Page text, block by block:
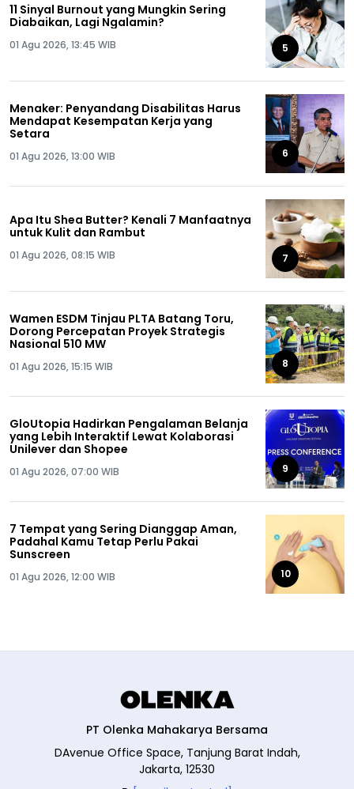
11 Sinyal Burnout yang Mungkin Sering
Diabaikan, Lagi Ngalamin?
01 Agu 2026, 13:45 WIB 5
Menaker: Penyandang Disabilitas Harus
Mendapat Kesempatan Kerja yang
Setara
01 Agu 2026, 13:00 WIB 6
Apa Itu Shea Butter? Kenali 7 Manfaatnya
untuk Kulit dan Rambut
01 Agu 2026, 08:15 WIB 7
Wamen ESDM Tinjau PLTA Batang Toru,
Dorong Percepatan Proyek Strategis
Nasional 510 MW
01 Agu 2026, 15:15 WIB 8
GloUtopia Hadirkan Pengalaman Belanja
yang Lebih Interaktif Lewat Kolaborasi
Unilever dan Shopee
01 Agu 2026, 07:00 WIB 9
7 Tempat yang Sering Dianggap Aman,
Padahal Kamu Tetap Perlu Pakai
Sunscreen
01 Agu 2026, 12:00 WIB 10
PT Olenka Mahakarya Bersama
DAvenue Office Space, Tanjung Barat Indah,
Jakarta, 12530